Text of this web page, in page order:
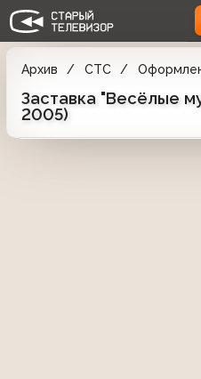
Архив СТС
Заставка "Весёлые
2005)